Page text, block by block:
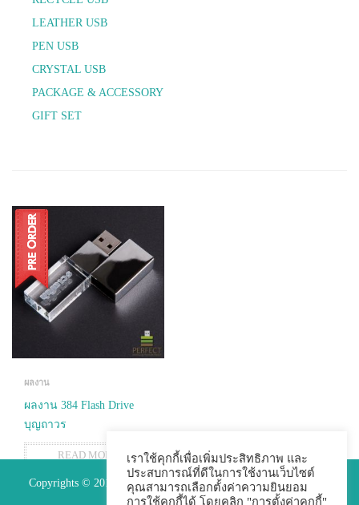
LEATHER USB
PEN USB
CRYSTAL USB
PACKAGE & ACCESSORY
GIFT SET
ผลงาน
ผลงาน 384 Flash Drive
บุญถาวร
READ MORE
Copyrights © 2015 Premium Perfect Co.,ltd. All Rights Reserved.
เราใช้คุกกี้เพื่อเพิ่มประสิทธิภาพ และ
ประสบการณ์ที่ดีในการใช้งานเว็บไซต์
คุณสามารถเลือกตั้งค่าความยินยอม
การใช้คุกกี้ได้ โดยคลิก "การตั้งค่าคุกกี้"